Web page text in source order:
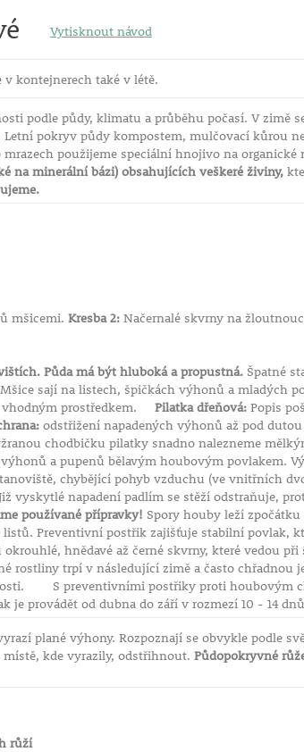
Vytisknout návod
v kontejnerech také v létě.
podle půdy, klimatu a průběhu počasí. V zimě
Letní pokryv půdy kompostem, mulčovací kůrou
použijeme speciální hnojivo na organické
na minerální bázi) obsahujících veškeré živiny,
mšicemi. Kresba 2:Načernalé skvrny na
Půda má být hluboká a propustná.Špatné
sají na listech, špičkách výhonů a mladých
prostředkem. Pilatka dřeňová:Popis
odstřižení napadených výhonů až pod
chodbičku pilatky snadno nalezneme
a pupenů bělavým houbovým povlakem.
chybějící pohyb vzduchu (ve vnitřních
vyskytlé napadení padlím se stěží odstraňuje,
používané přípravky! Spory houby leží
Preventivní postřik zajišťuje stabilní povlak,
hnědavé až černé skvrny, které vedou
rostliny trpí v následující zimě a často chřadnou
S preventivními postřiky proti houbovým
je provádět od dubna do září v rozmezí 10 - 14
plané výhony. Rozpoznají se obvykle podle
kde vyrazily, odstřihnout. Půdopokryvné
růží